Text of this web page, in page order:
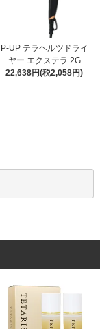
P-UP テラヘルツドライ
ヤー エクステラ 2G
22,638円(税2,058円)